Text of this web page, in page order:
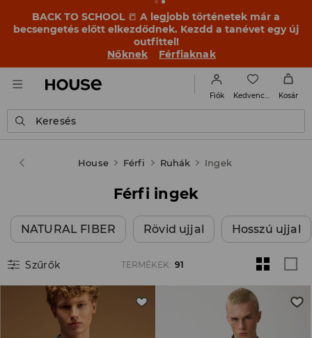
OMG, milyen olcsó! Hagyd, hogy meglepjenek – nézd
meg a VÉGSŐ LEÁRAZÁS új árait ➡️
Nőknek
Férfiaknak
Fiók Kosár
Keresés
House Férfi Ruhák Ingek
Férfi ingek
NATURAL FIBER Rövid ujjal Hosszú ujjal
Szűrők TERMÉKEK: 91